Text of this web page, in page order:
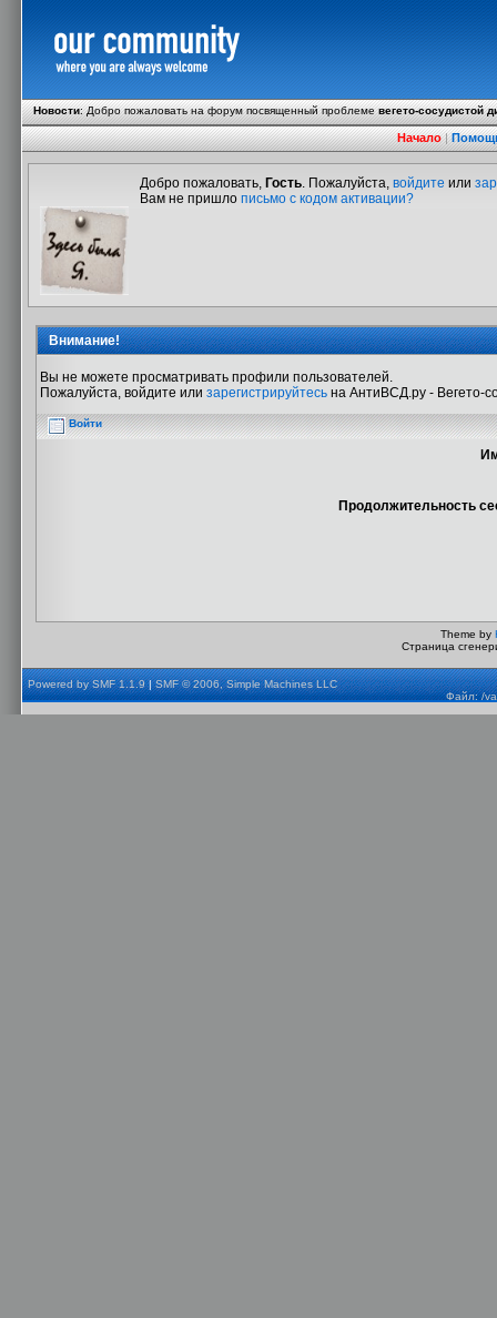
Новости:Добро пожаловать на форум посвященный проблемевегето-сосудистой
Начало|
Добро пожаловать, Гость. Пожалуйста, войдите или
Вам не пришло письмо с кодом активации?
Внимание!
Вы не можете просматривать профили пользователей.
Пожалуйста, войдите или зарегистрируйтесь на АнтиВСД.ру - Вегето-
Войти
Продолжительность
Theme by
Страница
Powered by SMF 1.1.9|SMF © 2006, Simple Machines LLC
Файл: /